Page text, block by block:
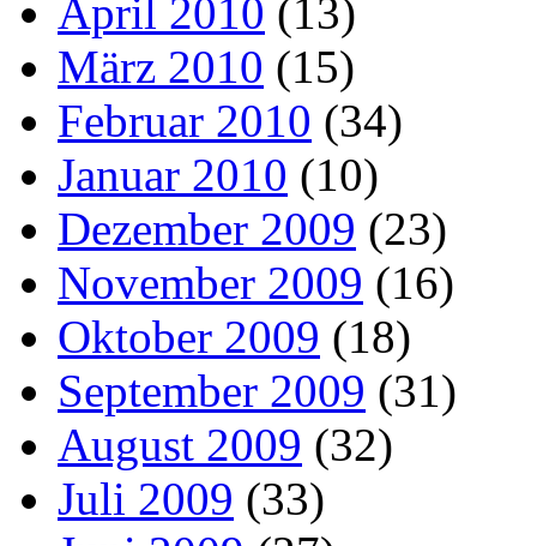
April 2010 (13)
März 2010 (15)
Februar 2010 (34)
Januar 2010 (10)
Dezember 2009 (23)
November 2009 (16)
Oktober 2009 (18)
September 2009 (31)
August 2009 (32)
Juli 2009 (33)